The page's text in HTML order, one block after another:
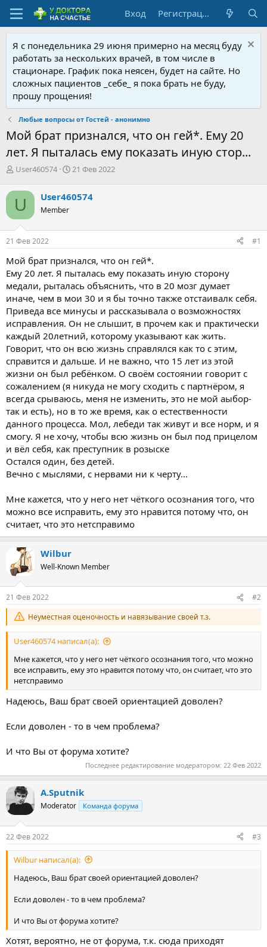
Вход Регистрация
Я с понедельника 29 июня примерно на месяц буду
работать за нескольких врачей, в том числе в
стационаре. График пока неясен, будет на сайте. Но
сложных пациентов _себе_ я пока брать не буду,
прошу прощения!
Любые вопросы от Гостей - анонимно
Мой брат признался, что он гей*. Ему 20
лет. Я пыталась ему показать иную стор...
А
т
о
р
т
е
м
User460574
Д
а
ч
а
21 Фев 2022
U User460574
Member
21 Фев 2022 #1
Мой брат признался, что он гей*.
Ему 20 лет. Я пыталась ему показать иную сторону
медали, рыталась объяснить, что в 20 мозг думает
иначе, чем в мои 30 и я бы точно также отстаивалк себя.
Приведа все минусы и рассказывала о возможностях
исправления. Он не слышит, в прочем как и практически
каждый 20летний, которому указывают как жить.
Говорит, что он всю жизнь справлялся как то с этим,
справится и дальше. И не важно, что 15 лет из этой
жизни он был ребёнком. О своём состоянии говорит с
сожалением (я никуда не могу сходить с партнёром, я
всегда срываюсь, меня не изменить, это не мой аыбор-
так и есть), но в то же время, как о естественности
данного процесса. Мол, лебеди так живут и все норм, и я
смогу. Я не хочу, чтобы всю жизнь он был под прицелом
и вёл себя, как преступник в розыске
Остался один, без детей.
Вечно с мыслями, с нервами ни к черту...
Мне кажется, что у него нет чёткого осознания того, что
можно все исправить, ему это нравится потому что, он
считает, что это нетсправимо
Wilbur
Well-Known Member
21 Фев 2022
#2
Неуместная оценочность и навязывание своей т.з.
User460574 написал(а):
Мне кажется, что у него нет чёткого осознания того, что можно
все исправить, ему это нравится потому что, он считает, что это
нетсправимо
Надеюсь, Ваш брат своей ориентацией доволен?
Если доволен - то в чем проблема?
И что Вы от форума хотите?
Последнее редактирование модератором: 22 Фев 2022
A.Sputnik
Moderator Команда форума
22 Фев 2022 #3
Wilbur написал(а):
Надеюсь, Ваш брат своей ориентацией доволен?
Если доволен - то в чем проблема?
И что Вы от форума хотите?
Хотят, вероятно, не от форума, т.к. сюда приходят